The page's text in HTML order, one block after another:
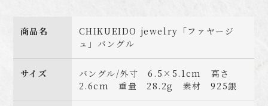
商品名
CHIKUEIDO jewelry「ファヤージ
ュ」バングル
サイズ
バングル/外寸 6.5×5.1cm 高さ
2.6cm 重量 28.2g 素材 925銀